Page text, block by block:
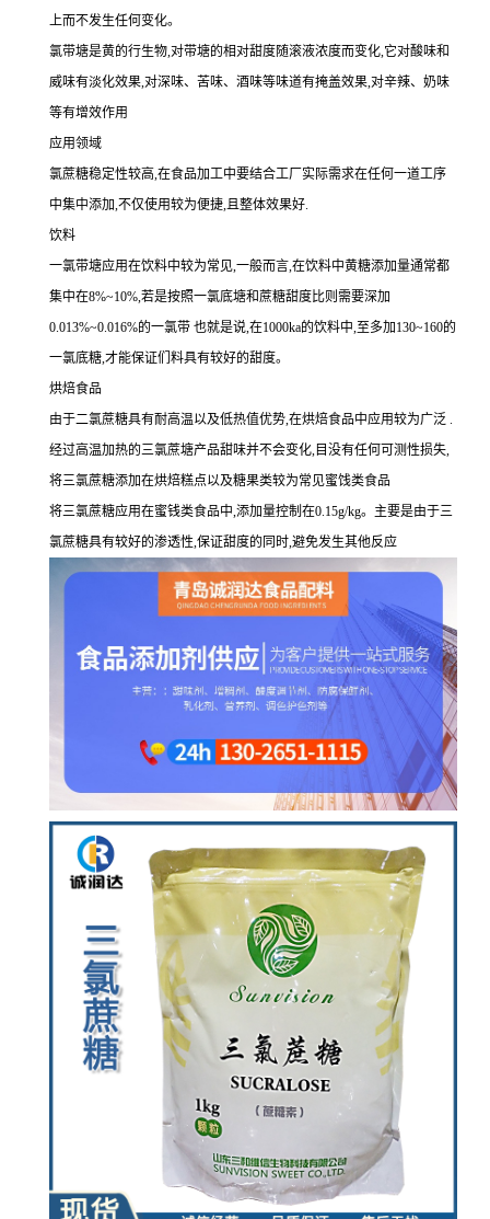
上而不发生任何变化。
氯带塘是黄的行生物,对带塘的相对甜度随滚液浓度而变化,它对酸味和
威味有淡化效果,对深味、苦味、酒味等味道有掩盖效果,对辛辣、奶味
等有增效作用
应用领域
氯蔗糖稳定性较高,在食品加工中要结合工厂实际需求在任何一道工序
中集中添加,不仅使用较为便捷,且整体效果好.
饮料
一氯带塘应用在饮料中较为常见,一般而言,在饮料中黄糖添加量通常都
集中在8%~10%,若是按照一氯底塘和蔗糖甜度比则需要深加
0.013%~0.016%的一氯带 也就是说,在1000ka的饮料中,至多加130~160的
一氯底糖,才能保证们料具有较好的甜度。
烘焙食品
由于二氯蔗糖具有耐高温以及低热值优势,在烘焙食品中应用较为广泛 .
经过高温加热的三氯蔗塘产品甜味并不会变化,目没有任何可测性损失,
将三氯蔗糖添加在烘焙糕点以及糖果类较为常见蜜饯类食品
将三氯蔗糖应用在蜜钱类食品中,添加量控制在0.15g/kg。主要是由于三
氯蔗糖具有较好的渗透性,保证甜度的同时,避免发生其他反应